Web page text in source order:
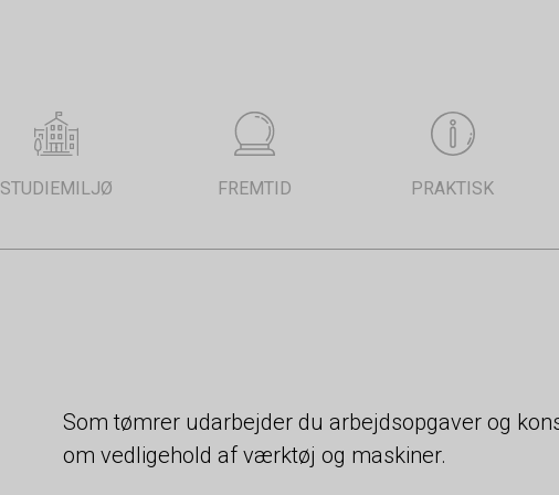
STUDIEMILJØ FREMTID PRAKTISK
Som tømrer udarbejder du arbejdsopgaver og
om vedligehold af værktøj og maskiner.